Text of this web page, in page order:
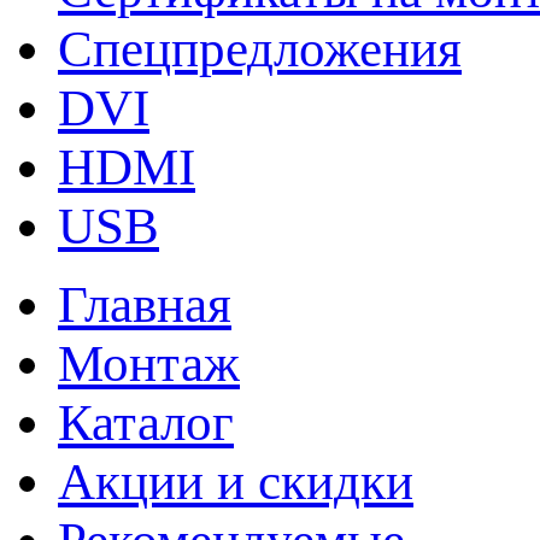
Спецпредложения
DVI
HDMI
USB
Главная
Монтаж
Каталог
Акции и скидки